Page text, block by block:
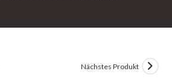
Nächstes Produkt